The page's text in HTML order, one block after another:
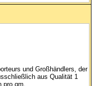
und Großhändlers, der
aus Qualität 1
pro qm.